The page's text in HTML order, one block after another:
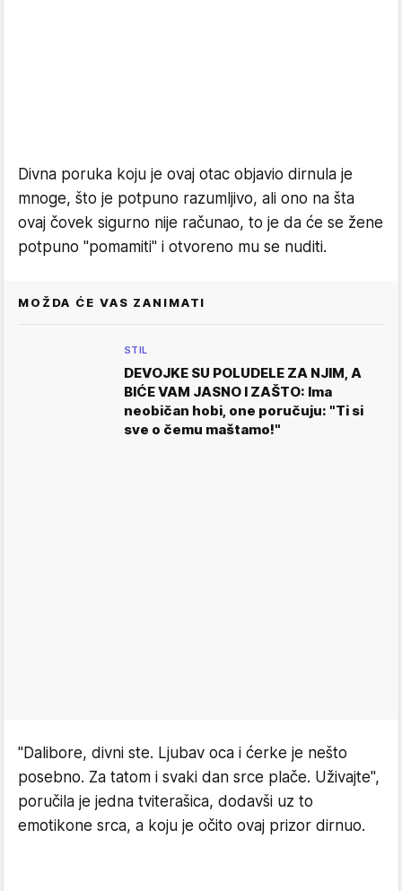
Divna poruka koju je ovaj otac objavio dirnula je
mnoge, što je potpuno razumljivo, ali ono na šta
ovaj čovek sigurno nije računao, to je da će se žene
potpuno "pomamiti" i otvoreno mu se nuditi.
MOŽDA ĆE VAS ZANIMATI
STIL
DEVOJKE SU POLUDELE ZA NJIM, A
BIĆE VAM JASNO I ZAŠTO: Ima
neobičan hobi, one poručuju: "Ti si
sve o čemu maštamo!"
"Dalibore, divni ste. Ljubav oca i ćerke je nešto
posebno. Za tatom i svaki dan srce plače. Uživajte",
poručila je jedna tviterašica, dodavši uz to
emotikone srca, a koju je očito ovaj prizor dirnuo.